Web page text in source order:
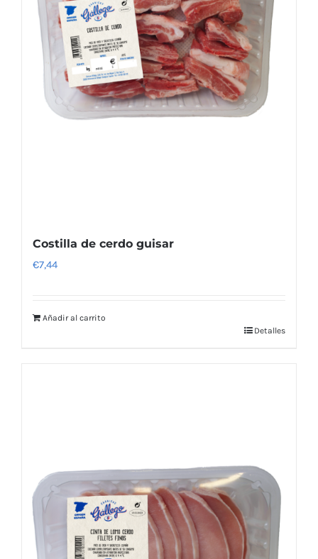
Costilla de cerdo guisar
€7,44
Añadir al carrito
Detalles